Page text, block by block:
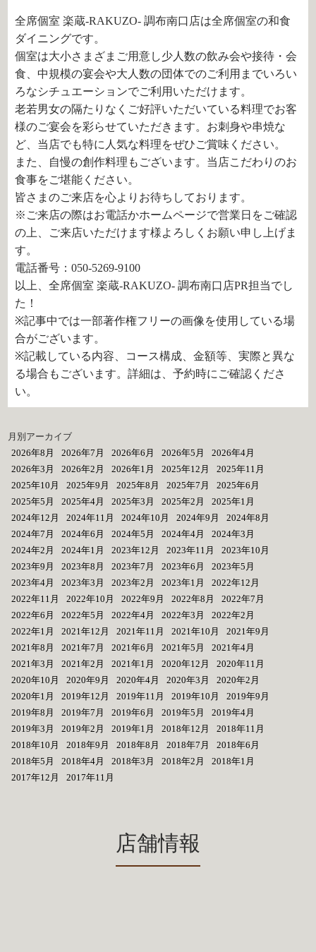
全席個室 楽蔵‐RAKUZO‐ 調布南口店は全席個室の和食
ダイニングです。
個室は大小さまざまご用意し少人数の飲み会や接待・会
食、中規模の宴会や大人数の団体でのご利用までいろい
ろなシチュエーションでご利用いただけます。
老若男女の隔たりなくご好評いただいている料理でお客
様のご宴会を彩らせていただきます。お刺身や串焼な
ど、当店でも特に人気な料理をぜひご賞味ください。
また、自慢の創作料理もございます。当店こだわりのお
食事をご堪能ください。
皆さまのご来店を心よりお待ちしております。
※ご来店の際はお電話かホームページで営業日をご確認
の上、ご来店いただけます様よろしくお願い申し上げま
す。
電話番号：050-5269-9100
以上、全席個室 楽蔵‐RAKUZO‐ 調布南口店PR担当でし
た！
※記事中では一部著作権フリーの画像を使用している場
合がございます。
※記載している内容、コース構成、金額等、実際と異な
る場合もございます。詳細は、予約時にご確認くださ
い。
月別アーカイブ
2026年8月
2026年7月 2026年6月 2026年5月
2026年4月
2026年3月
2026年2月 2026年1月 2025年12月
2025年11月
2025年10月
2025年9月 2025年8月 2025年7月
2025年6月
2025年5月
2025年4月 2025年3月 2025年2月
2025年1月
2024年12月
2024年11月 2024年10月 2024年9月
2024年8月
2024年7月
2024年6月 2024年5月 2024年4月
2024年3月
2024年2月
2024年1月 2023年12月 2023年11月
2023年10月
2023年9月
2023年8月 2023年7月 2023年6月
2023年5月
2023年4月
2023年3月 2023年2月 2023年1月
2022年12月
2022年11月
2022年10月 2022年9月 2022年8月
2022年7月
2022年6月
2022年5月 2022年4月 2022年3月
2022年2月
2022年1月
2021年12月 2021年11月 2021年10月
2021年9月
2021年8月
2021年7月 2021年6月 2021年5月
2021年4月
2021年3月
2021年2月 2021年1月 2020年12月
2020年11月
2020年10月
2020年9月 2020年4月 2020年3月
2020年2月
2020年1月
2019年12月 2019年11月 2019年10月
2019年9月
2019年8月
2019年7月 2019年6月 2019年5月
2019年4月
2019年3月
2019年2月 2019年1月 2018年12月
2018年11月
2018年10月
2018年9月 2018年8月 2018年7月
2018年6月
2018年5月
2018年4月 2018年3月 2018年2月
2018年1月
2017年12月
2017年11月
店舗情報